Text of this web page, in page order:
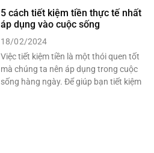
5 cách tiết kiệm tiền thực tế nhất
áp dụng vào cuộc sống
18/02/2024
Việc tiết kiệm tiền là một thói quen tốt
mà chúng ta nên áp dụng trong cuộc
sống hàng ngày. Để giúp bạn tiết kiệm